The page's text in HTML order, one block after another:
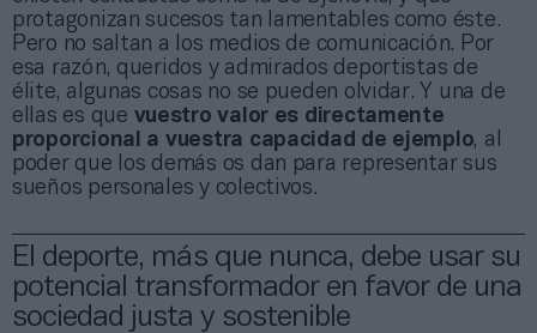
protagonizan sucesos tan lamentables como éste.
Pero no saltan a los medios de comunicación. Por
esa razón, queridos y admirados deportistas de
élite, algunas cosas no se pueden olvidar. Y una de
ellas es que vuestro valor es directamente
proporcional a vuestra capacidad de ejemplo, al
poder que los demás os dan para representar sus
sueños personales y colectivos.
El deporte, más que nunca, debe usar su
potencial transformador en favor de una
sociedad justa y sostenible